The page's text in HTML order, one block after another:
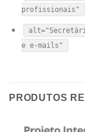
profissionais"
e e-mails"
PRODUTOS